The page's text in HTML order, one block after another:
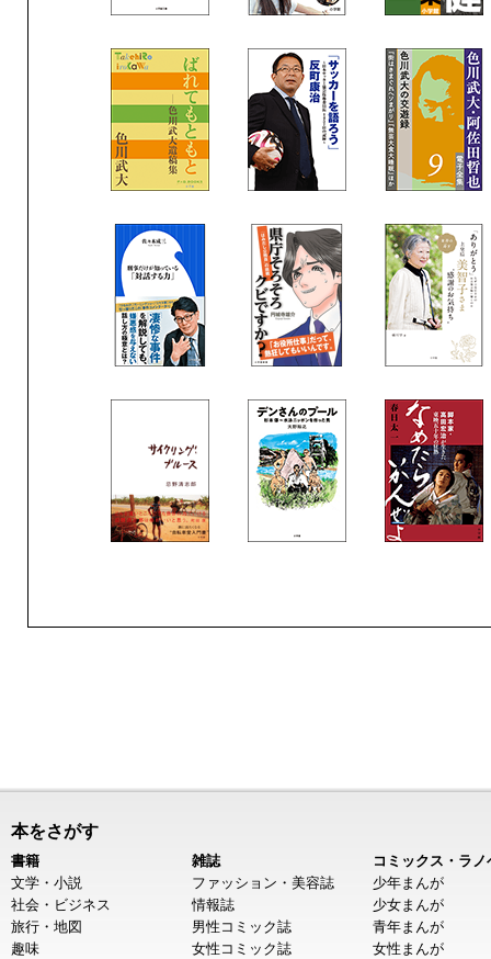
本をさがす
書籍
文学・小説
社会・ビジネス
旅行・地図
趣味
雑誌
ファッション・美容誌
情報誌
男性コミック誌
女性コミック誌
コミックス・ラノ
少年まんが
少女まんが
青年まんが
女性まんが